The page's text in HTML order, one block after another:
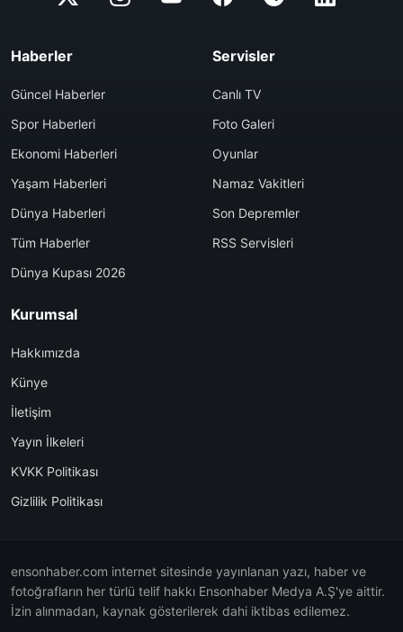
Haberler
Güncel Haberler
Spor Haberleri
Ekonomi Haberleri
Yaşam Haberleri
Dünya Haberleri
Tüm Haberler
Dünya Kupası 2026
Servisler
Canlı TV
Foto Galeri
Oyunlar
Namaz Vakitleri
Son Depremler
RSS Servisleri
Kurumsal
Hakkımızda
Künye
İletişim
Yayın İlkeleri
KVKK Politikası
Gizlilik Politikası
ensonhaber.com internet sitesinde yayınlanan yazı, haber ve
fotoğrafların her türlü telif hakkı Ensonhaber Medya A.Ş'ye aittir.
İzin alınmadan, kaynak gösterilerek dahi iktibas edilemez.